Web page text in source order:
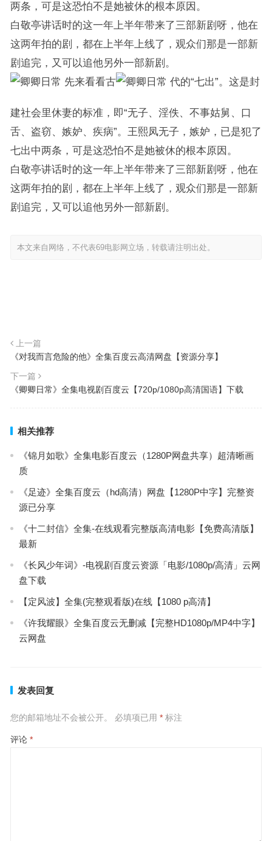
两条，可是这恐怕不是她被休的根本原因。
白敬亭讲话时的这一年上半年带来了三部新剧呀，他在
这两年拍的剧，都在上半年上线了，观众们那是一部新
剧追完，又可以追他另外一部新剧。
先来看看古
代的“七出”。这是封
建社会里休妻的标准，即“无子、淫佚、不事姑舅、口
舌、盗窃、嫉妒、疾病”。王熙凤无子，嫉妒，已是犯了
七出中两条，可是这恐怕不是她被休的根本原因。
白敬亭讲话时的这一年上半年带来了三部新剧呀，他在
这两年拍的剧，都在上半年上线了，观众们那是一部新
剧追完，又可以追他另外一部新剧。
本文来自网络，不代表69电影网立场，转载请注明出处。
上一篇
《对我而言危险的他》全集百度云高清网盘【资源分享】
下一篇
《卿卿日常》全集电视剧百度云【720p/1080p高清国语】下载
相关推荐
《锦月如歌》全集电影百度云（1280P网盘共享）超清晰画
质
《足迹》全集百度云（hd高清）网盘【1280P中字】完整资
源已分享
《十二封信》全集-在线观看完整版高清电影【免费高清版】
最新
《长风少年词》-电视剧百度云资源「电影/1080p/高清」云网
盘下载
【定风波】全集(完整观看版)在线【1080 p高清】
《许我耀眼》全集百度云无删减【完整HD1080p/MP4中字】
云网盘
发表回复
您的邮箱地址不会被公开。 必填项已用 *标注
评论 *